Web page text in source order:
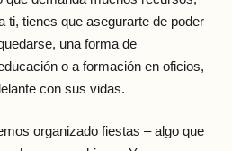
ti, tienes que asegurarte de poder
una forma de
o a formación en oficios,
con sus vidas.
organizado fiestas – algo que